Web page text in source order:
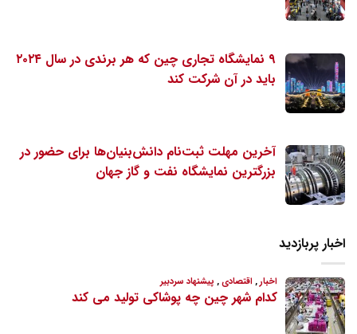
۹ نمایشگاه تجاری چین که هر برندی در سال ۲۰۲۴
باید در آن شرکت کند
آخرین مهلت ثبت‌نام دانش‌بنیان‌ها برای حضور در
بزرگترین نمایشگاه نفت و گاز جهان
اخبار پربازدید